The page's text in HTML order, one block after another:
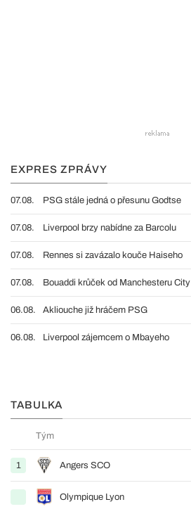
EXPRES ZPRÁVY
07.08. PSG stále jedná o přesunu Godtse
07.08. Liverpool brzy nabídne za Barcolu
07.08. Rennes si zavázalo kouče Haiseho
07.08. Bouaddi krůček od Manchesteru City
06.08. Akliouche již hráčem PSG
06.08. Liverpool zájemcem o Mbayeho
TABULKA
Tým
1 Angers SCO
Olympique Lyon